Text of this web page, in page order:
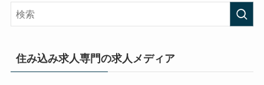
住み込み求人専門の求人メディア